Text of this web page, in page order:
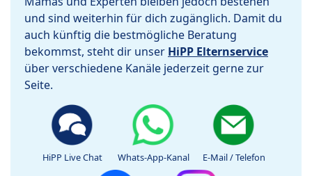
und sind weiterhin für dich zugänglich. Damit du
auch künftig die bestmögliche Beratung
bekommst, steht dir unser HiPP Elternservice
über verschiedene Kanäle jederzeit gerne zur
Seite.
HiPP Live Chat Whats-App-Kanal E-Mail / Telefon